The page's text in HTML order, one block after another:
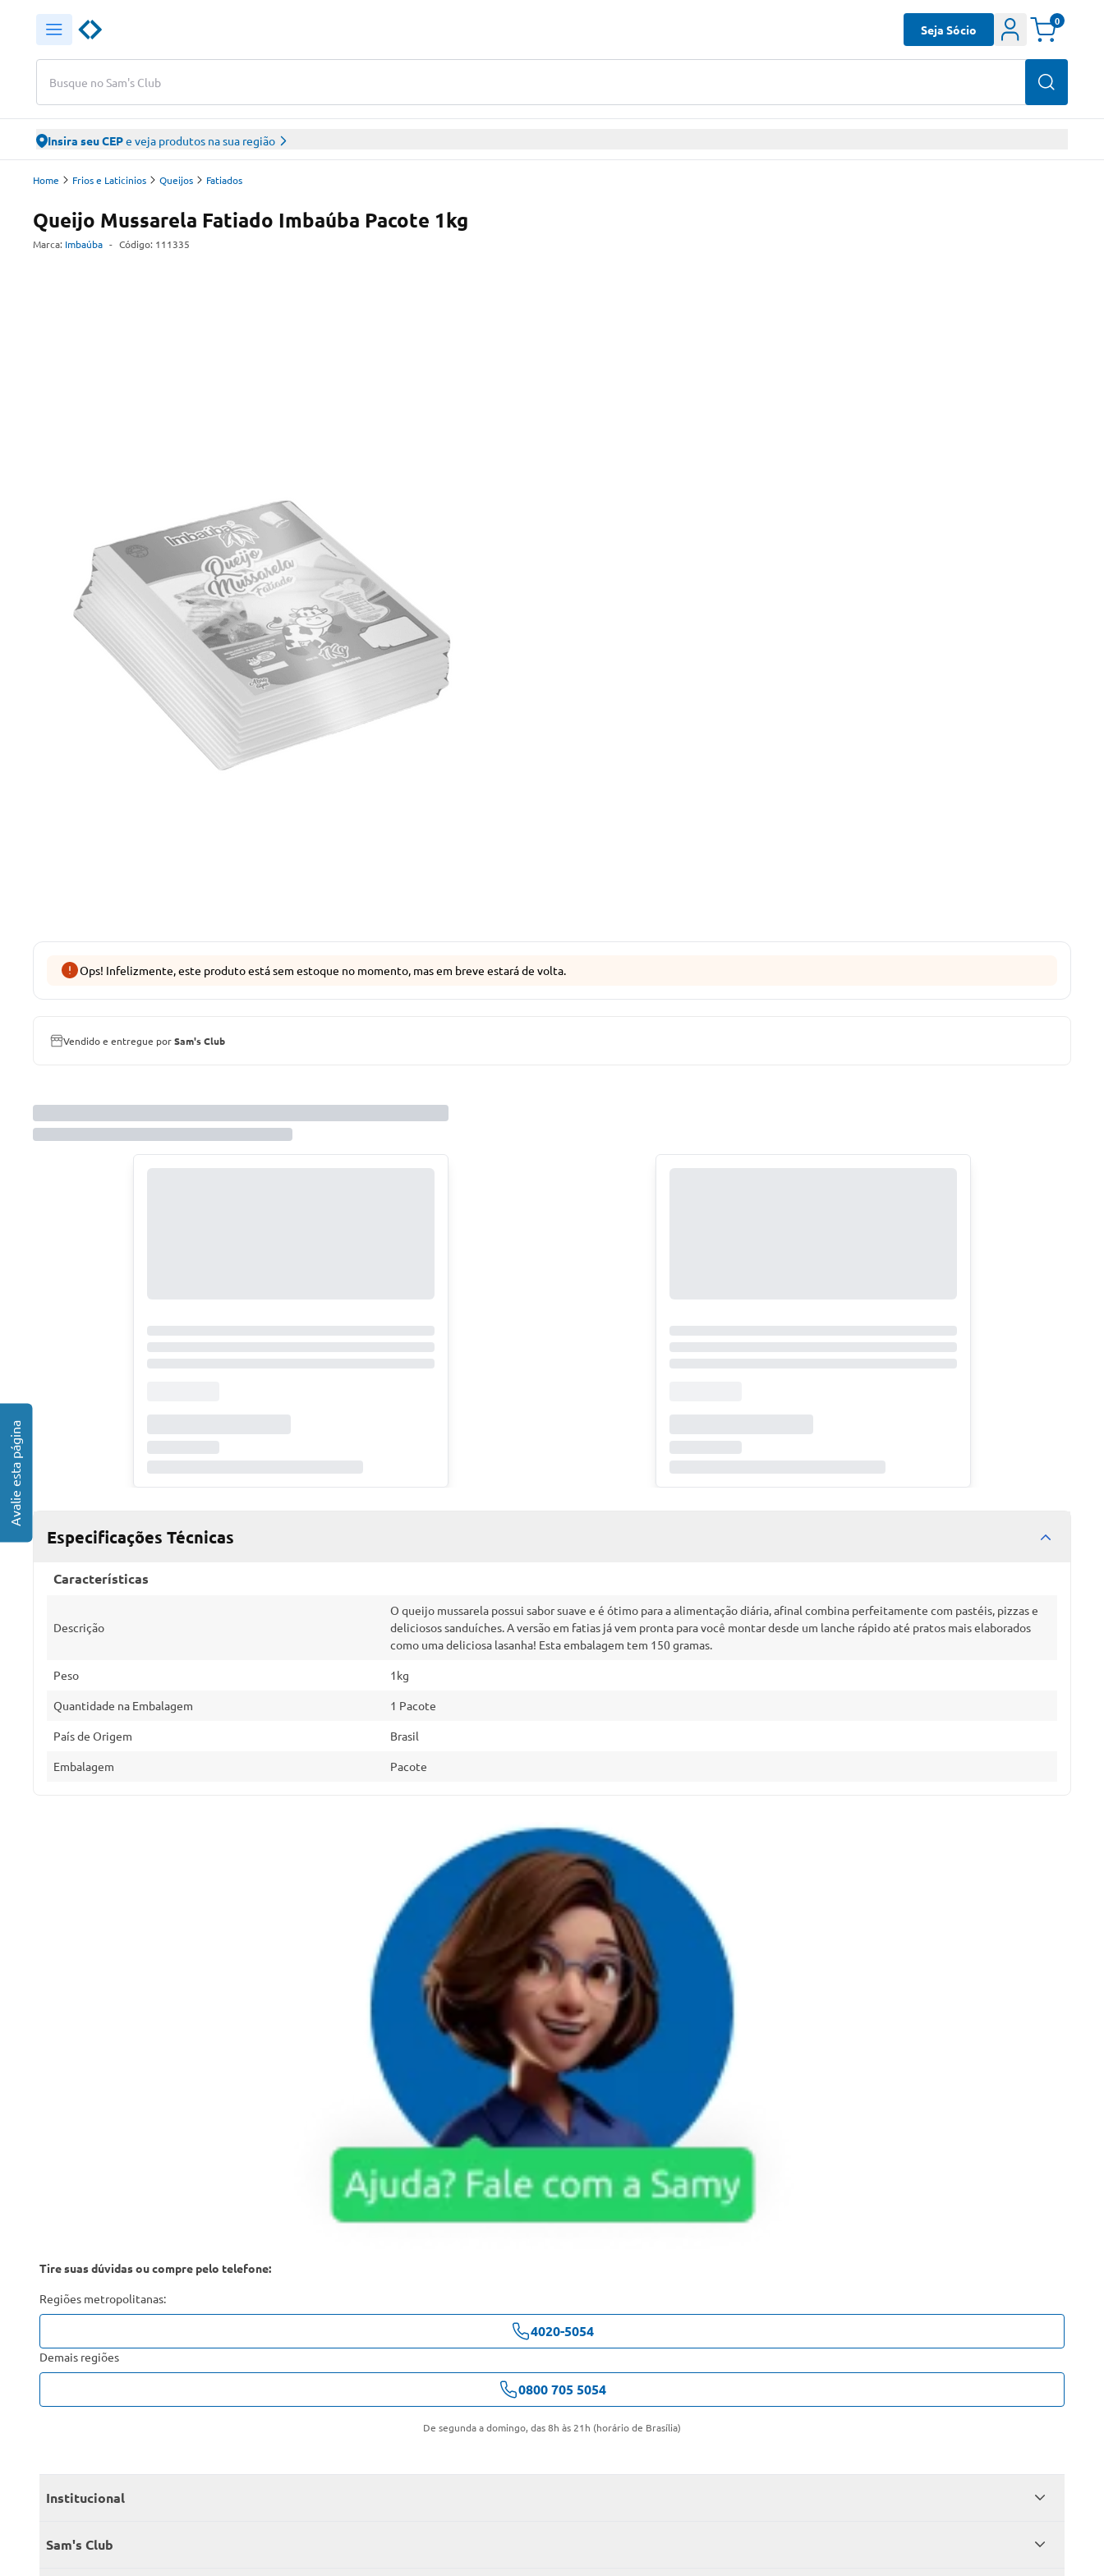
Busque no Sam's Club
Seja Sócio
0
Insira seu CEPe veja produtos na sua região
Home Frios e Laticinios Queijos Fatiados
Queijo Mussarela Fatiado Imbaúba Pacote 1kg
Marca: Imbaúba - Código: 111335
Ops! Infelizmente, este produto está sem estoque no momento, mas em breve estará de volta.
Vendido e entregue porSam's Club
Especificações Técnicas
Características
Descrição
O queijo mussarela possui sabor suave e é ótimo para a alimentação diária, afinal combina perfeitamente com pastéis, pizzas e
deliciosos sanduíches. A versão em fatias já vem pronta para você montar desde um lanche rápido até pratos mais elaborados
como uma deliciosa lasanha! Esta embalagem tem 150 gramas.
Peso 1kg
Quantidade na Embalagem 1 Pacote
País de Origem Brasil
Embalagem Pacote
Tire suas dúvidas ou compre pelo telefone:
Regiões metropolitanas:
4020-5054
Demais regiões
0800 705 5054
De segunda a domingo, das 8h às 21h (horário de Brasília)
Institucional
Quem somos
Sam's Club